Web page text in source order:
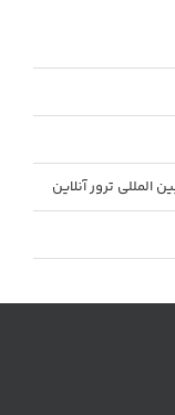
ترور آنلاین